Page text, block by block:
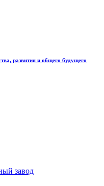
развития и общего будущего
завод